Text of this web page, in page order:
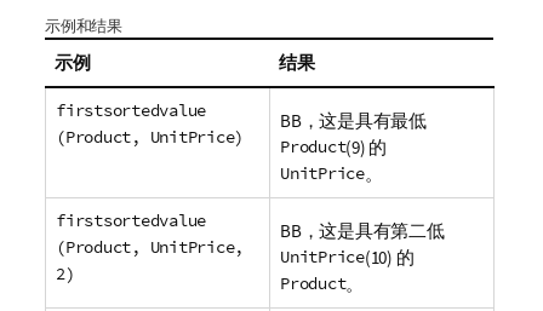
示例和结果
示例 结果
firstsortedvalue
(Product, UnitPrice)
BB，这是具有最低
Product(9) 的
UnitPrice。
firstsortedvalue
(Product, UnitPrice,
2)
BB，这是具有第二低
UnitPrice(10) 的
Product。